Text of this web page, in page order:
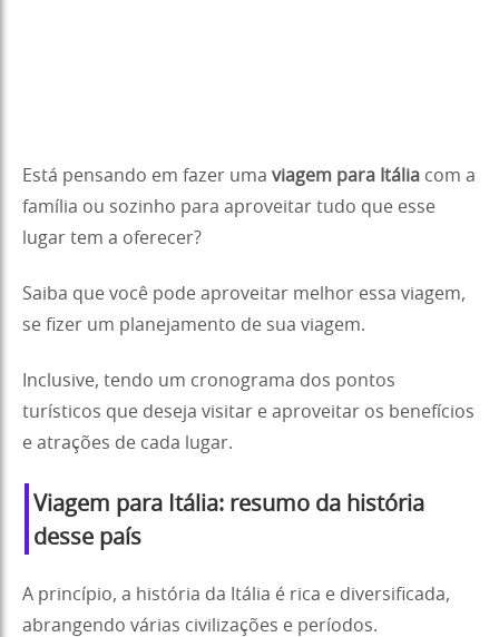
Está pensando em fazer uma viagem para Itália com a
família ou sozinho para aproveitar tudo que esse
lugar tem a oferecer?
Saiba que você pode aproveitar melhor essa viagem,
se fizer um planejamento de sua viagem.
Inclusive, tendo um cronograma dos pontos
turísticos que deseja visitar e aproveitar os benefícios
e atrações de cada lugar.
Viagem para Itália: resumo da história
desse país
A princípio, a história da Itália é rica e diversificada,
abrangendo várias civilizações e períodos.